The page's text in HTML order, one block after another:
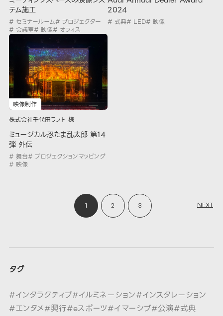
テム施工
# セミナールーム# プロジェクター
# 会議室# 映像# オフィス
2024
# 式典# LED# 映像
映像制作
株式会社千代田ラフト 様
ミュージカル忍たま乱太郎 第14
弾 外伝
# 舞台# プロジェクションマッピング
# 映像
1 2 3 NEXT
タグ
#インタラクティブ#イルミネーション#インスタレーション
#エンタメ#興行#eスポーツ#イマーシブ#公演#式典